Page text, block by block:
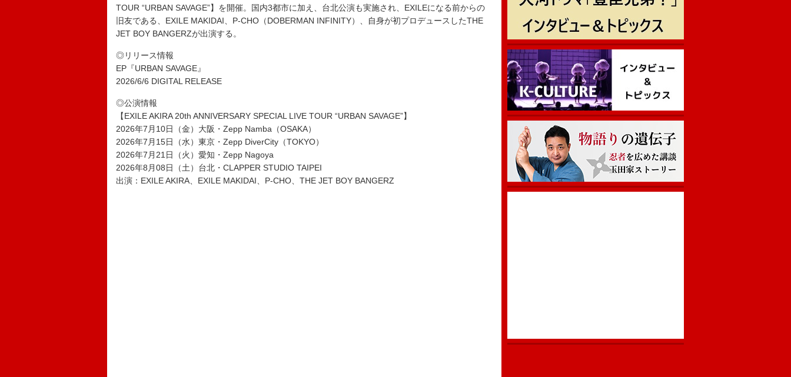
TOUR “URBAN SAVAGE”】を開催。国内3都市に加え、台北公演も実施され、EXILEになる前からの
旧友である、EXILE MAKIDAI、P-CHO（DOBERMAN INFINITY）、自身が初プロデュースしたTHE
JET BOY BANGERZが出演する。
◎リリース情報
EP『URBAN SAVAGE』
2026/6/6 DIGITAL RELEASE
◎公演情報
【EXILE AKIRA 20th ANNIVERSARY SPECIAL LIVE TOUR “URBAN SAVAGE”】
2026年7月10日（金）大阪・Zepp Namba（OSAKA）
2026年7月15日（水）東京・Zepp DiverCity（TOKYO）
2026年7月21日（火）愛知・Zepp Nagoya
2026年8月08日（土）台北・CLAPPER STUDIO TAIPEI
出演：EXILE AKIRA、EXILE MAKIDAI、P-CHO、THE JET BOY BANGERZ